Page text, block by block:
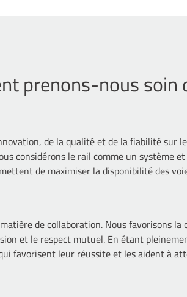
prenons-nous soin
de la qualité et de la fiabilité sur
considérons le rail comme un système
de maximiser la disponibilité des
de collaboration. Nous favorisons
et le respect mutuel. En étant
favorisent leur réussite et les aident à